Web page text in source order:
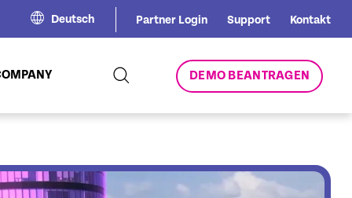
Deutsch Partner Login Support Kontakt
DEMO BEANTRAGEN